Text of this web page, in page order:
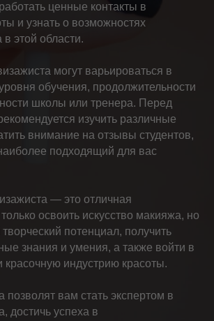
ценные контакты в
и узнать о возможностях
в этой области.
могут варьироваться в
обучения, продолжительности
школы или тренера. Перед
изучить различные
внимание на отзывы студентов,
подходящий для вас
— это отличная
освоить искусство макияжа, но
потенциал, получить
знания и умения, а также войти в
красочную индустрию красоты.
позволят вам стать экспертом в
достичь успеха в